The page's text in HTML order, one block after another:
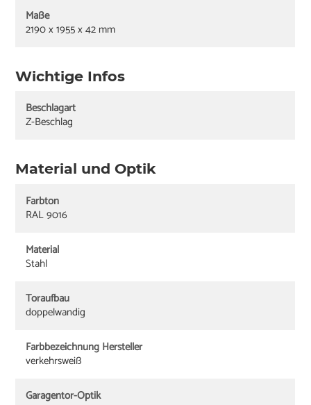
Maße
2190 x 1955 x 42 mm
Wichtige Infos
Beschlagart
Z-Beschlag
Material und Optik
Farbton
RAL 9016
Material
Stahl
Toraufbau
doppelwandig
Farbbezeichnung Hersteller
verkehrsweiß
Garagentor-Optik